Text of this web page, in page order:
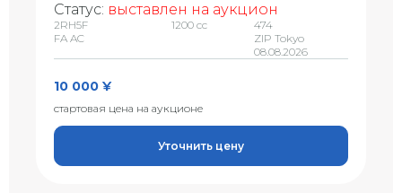
Статус: выставлен на аукцион
2RH5F
FA AC
1200 сс
474
ZIP Tokyo
08.08.2026
10 000 ¥
стартовая цена на аукционе
Уточнить цену